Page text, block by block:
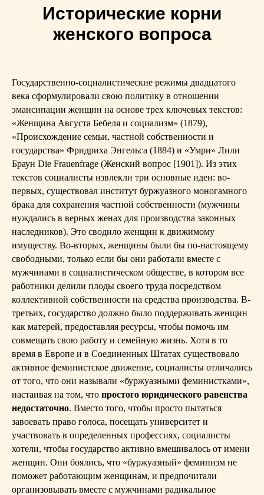
Исторические корни
женского вопроса
Государственно-социалистические режимы двадцатого
века сформулировали свою политику в отношении
эмансипации женщин на основе трех ключевых текстов:
«Женщина Августа Бебеля и социализм» (1879),
«Происхождение семьи, частной собственности и
государства» Фридриха Энгельса (1884) и «Умри» Лили
Браун Die Frauenfrage (Женский вопрос [1901]). Из этих
текстов социалисты извлекли три основные идеи: во-
первых, существовал институт буржуазного моногамного
брака для сохранения частной собственности (мужчины
нуждались в верных женах для производства законных
наследников). Это сводило женщин к движимому
имуществу. Во-вторых, женщины были бы по-настоящему
свободными, только если бы они работали вместе с
мужчинами в социалистическом обществе, в котором все
работники делили плоды своего труда посредством
коллективной собственности на средства производства. В-
третьих, государство должно было поддерживать женщин
как матерей, предоставляя ресурсы, чтобы помочь им
совмещать свою работу и семейную жизнь. Хотя в то
время в Европе и в Соединенных Штатах существовало
активное феминистское движение, социалисты отличались
от того, что они называли «буржуазными феминистками»,
настаивая на том, что простого юридического равенства
недостаточно. Вместо того, чтобы просто пытаться
завоевать право голоса, посещать университет и
участвовать в определенных профессиях, социалисты
хотели, чтобы государство активно вмешивалось от имени
женщин. Они боялись, что «буржуазный» феминизм не
поможет работающим женщинам, и предпочитали
организовывать вместе с мужчинами радикальное